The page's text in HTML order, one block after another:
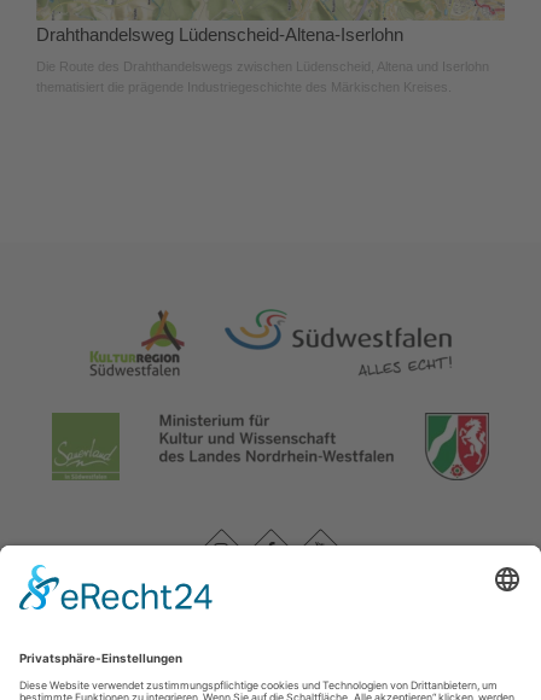
Drahthandelsweg Lüdenscheid-Altena-Iserlohn
Die Route des Drahthandelswegs zwischen Lüdenscheid, Altena und Iserlohn
thematisiert die prägende Industriegeschichte des Märkischen Kreises.